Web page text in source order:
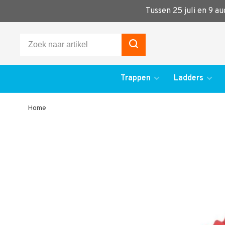
Tussen 25 juli en 9
Trappen Ladders
Home